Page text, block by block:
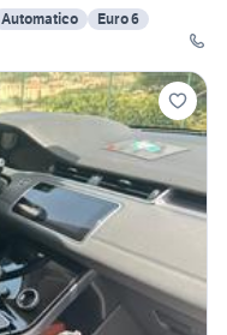
Automatico
Euro 6